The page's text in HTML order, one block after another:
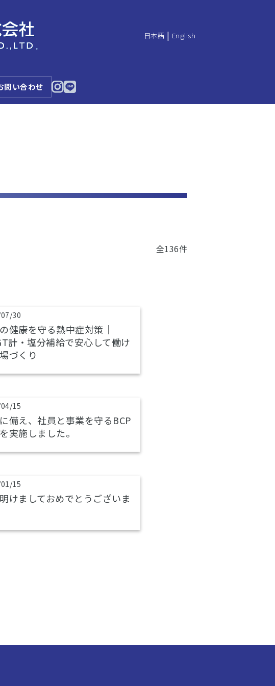
日本語 | English
問い合わせ
全136件
30
健康を守る熱中症対策｜
計・塩分補給で安心して働け
づくり
15
備え、社員と事業を守るBCP
実施しました。
15
けましておめでとうございま